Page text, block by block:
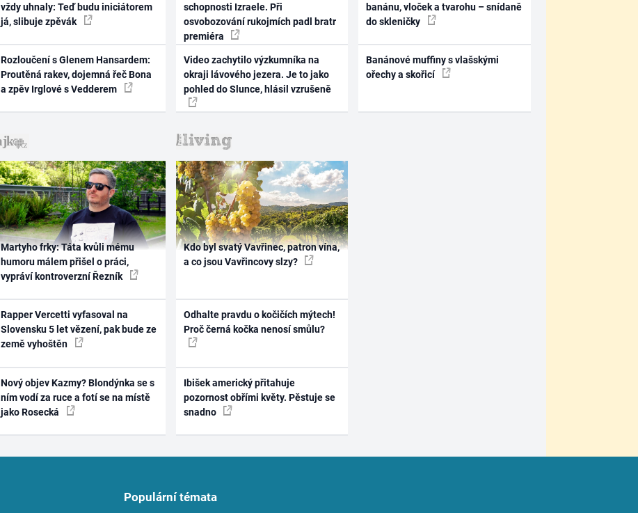
vždy uhnaly: Teď budu iniciátorem
já, slibuje zpěvák
Rozloučení s Glenem Hansardem:
Proutěná rakev, dojemná řeč Bona
a zpěv Irglové s Vedderem
schopnosti Izraele. Při
osvobozování rukojmích padl bratr
premiéra
Video zachytilo výzkumníka na
okraji lávového jezera. Je to jako
pohled do Slunce, hlásil vzrušeně
banánu, vloček a tvarohu – snídaně
do skleničky
Banánové muffiny s vlašskými
ořechy a skořicí
Martyho frky: Táta kvůli mému
humoru málem přišel o práci,
vypráví kontroverzní Řezník
Rapper Vercetti vyfasoval na
Slovensku 5 let vězení, pak bude ze
země vyhoštěn
Nový objev Kazmy? Blondýnka se s
ním vodí za ruce a fotí se na místě
jako Rosecká
Kdo byl svatý Vavřinec, patron vína,
a co jsou Vavřincovy slzy?
Odhalte pravdu o kočičích mýtech!
Proč černá kočka nenosí smůlu?
Ibišek americký přitahuje
pozornost obřími květy. Pěstuje se
snadno
Populární témata